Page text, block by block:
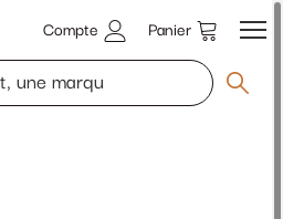
Compte Panier